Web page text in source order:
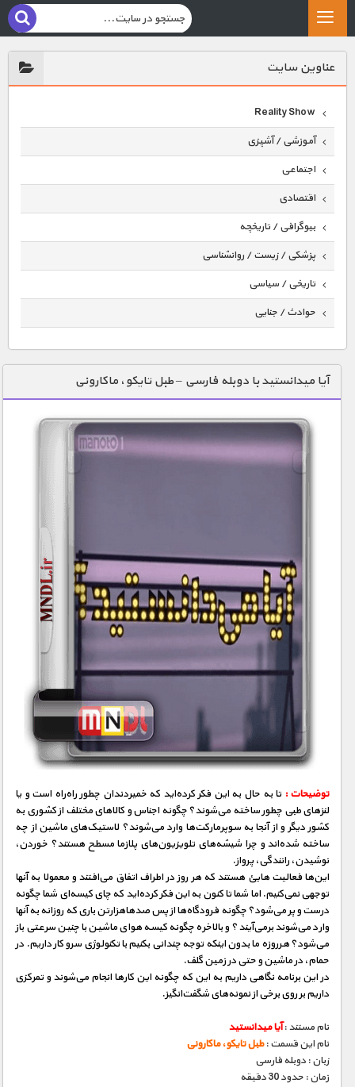
عناوين سايت
Reality Show
آموزشی / آشپزی
اجتماعی
اقتصادی
بیوگرافی / تاریخچه
پزشکی / زیست / روانشناسی
تاریخی / سیاسی
حوادث / جنایی
دنیای خوراکی ها
زمین شناسی / محیط زیست
سازه/ معماری/ مهندسی
سرگرمی
فرهنگ / هنر
کیهان / نجوم
گردشگری
ماورایی
مسابقات / ورزشی
مستند های اختصاصی
آیا میدانستید با دوبله فارسی – طبل تایکو، ماکارونی
توضیحات : تا به حال به این فکر کرده‌اید که خمیردندان چطور راه‌راه است و یا
لنز‌های طبی چطور ساخته می‌شوند؟ چگونه اجناس و کالا‌ها‌ی مختلف از کشوری به
کشور دیگر و از آنجا به سوپر‌مارکت‌ها وارد می‌شوند؟ لاستیک‌ها‌ی ماشین از چه
ساخته شده‌اند و چرا شیشه‌های تلویزیون‌های پلازما مسطح هستند؟ خوردن،
نوشیدن، رانندگی‌، پرواز.
این‌ها فعالیت هایئ هستند که هر روز در اطراف اتفاق می‌افتند و معمولا به آنها
توجهی‌ نمی‌کنیم. اما شما تا کنون به این فکر کرده‌اید که چای کیسه‌ای شما چگونه
درست و پر می‌شود؟ چگونه فرودگاه‌ها از پس صدها‌هزارتن باری که روزانه به آنها
وارد می‌شوند بر‌می‌آیند؟ و بالاخره چگونه کیسه هوای ماشین با چنین سرعتی‌ باز
می‌شود؟ هرروزه ما بدون اینکه توجه چندانی بکنیم با تکنولوژی سرو کار داریم. در
حمام، در ماشین و حتی در زمین گلف.
در این برنامه نگاهی‌ داریم به این که چگونه این کارها انجام می‌شوند و تمرکزی
داریم بر روی برخی‌ از نمونه‌های شگفت‌انگیز.
نام مستند :آیا میدانستید
نام این قسمت :طبل تایکو، ماکارونی
زبان : دوبله فارسی
زمان : حدود 30 دقیقه